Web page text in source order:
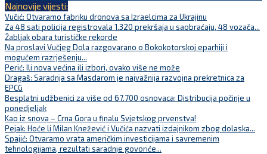
Najnovije vijesti:
Vučić: Otvaramo fabriku dronova sa Izraelcima za Ukrajinu
Za 48 sati policija registrovala 1.320 prekršaja u saobraćaju, 48 vozača...
Žabljak obara turističke rekorde
Na proslavi Vučjeg Dola razgovarano o Bokokotorskoj eparhiji i
mogućem razrješenju...
Perić: Ili nova većina ili izbori, ovako više ne može
Dragaš: Saradnja sa Masdarom je najvažnija razvojna prekretnica za
EPCG
Besplatni udžbenici za više od 67.700 osnovaca: Distribucija počinje u
ponedjeljak
Kao iz snova – Crna Gora u finalu Svjetskog prvenstva!
Pejak: Hoće li Milan Knežević i Vučića nazvati izdajnikom zbog dolaska...
Spajić: Otvaramo vrata američkim investicijama i savremenim
tehnologijama, rezultati saradnje govoriće...